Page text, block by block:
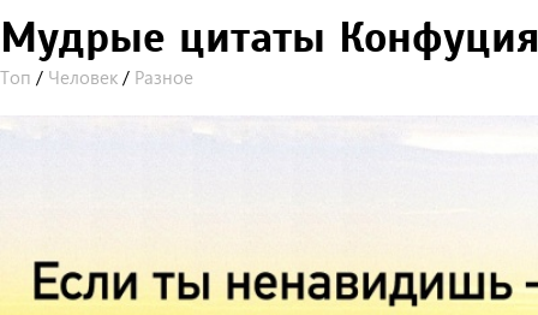
Мудрые цитаты
Топ / Человек/ Разное